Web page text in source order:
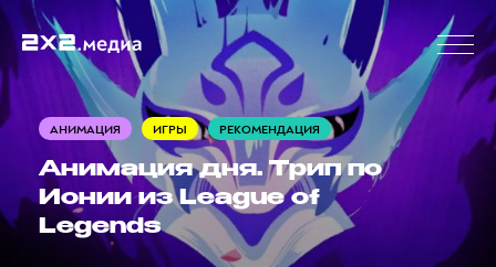
АНИМАЦИЯ ИГРЫ РЕКОМЕНДАЦИЯ
Анимация дня. Трип по
Ионии из League of
Legends